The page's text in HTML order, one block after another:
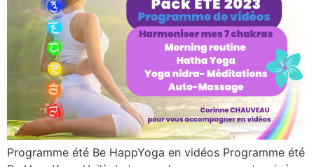
Programme été Be HappYoga en vidéos Programme été